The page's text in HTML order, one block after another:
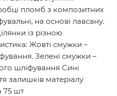
пломб з композитних
на основі лавсану.
із різною
Жовті смужки –
Зелені смужки –
шліфування Сині
залишків матеріалу
75 шт